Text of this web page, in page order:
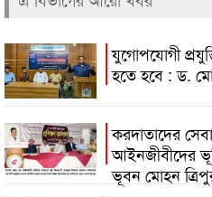
যুগোপযোগী
হতে হবে : ড.
করদাতাদের
আইনজীবীদের
ভূবন মোহন